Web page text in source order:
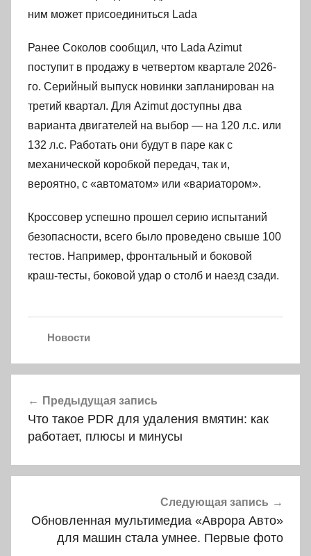
ним может присоединиться Lada
Ранее Соколов сообщил, что Lada Azimut
поступит в продажу в четвертом квартале 2026-
го. Серийный выпуск новинки запланирован на
третий квартал. Для Azimut доступны два
варианта двигателей на выбор — на 120 л.с. или
132 л.с. Работать они будут в паре как с
механической коробкой передач, так и,
вероятно, с «автоматом» или «вариатором».
Кроссовер успешно прошел серию испытаний
безопасности, всего было проведено свыше 100
тестов. Например, фронтальный и боковой
краш-тесты, боковой удар о столб и наезд сзади.
Новости
по
записям
Предыдущая запись
Что такое PDR для удаления вмятин: как
работает, плюсы и минусы
Следующая запись
Обновленная мультимедиа «Аврора Авто»
для машин стала умнее. Первые фото